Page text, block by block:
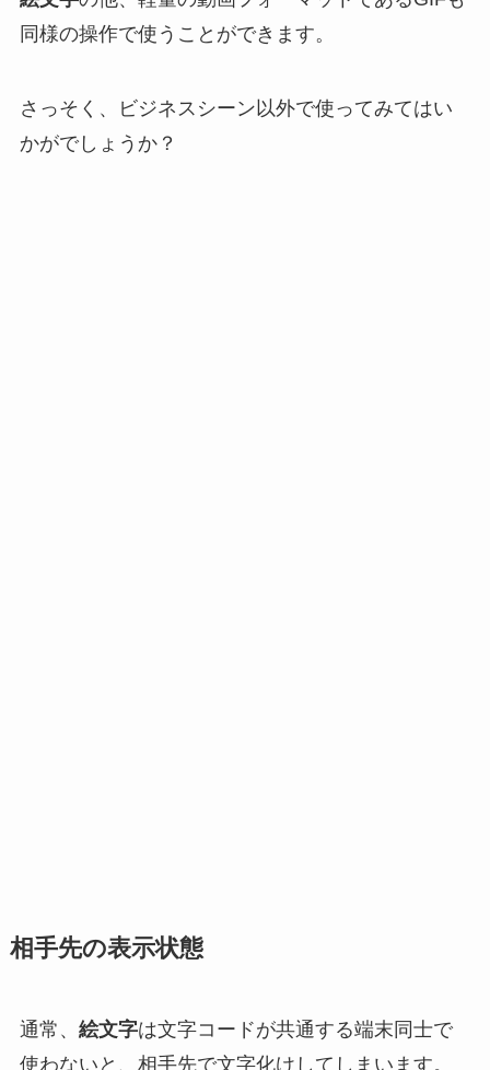
同様の操作で使うことができます。
さっそく、ビジネスシーン以外で使ってみてはい
かがでしょうか？
相手先の表示状態
通常、 絵文字は文字コードが共通する端末同士で
使わないと、相手先で文字化けしてしまいます。